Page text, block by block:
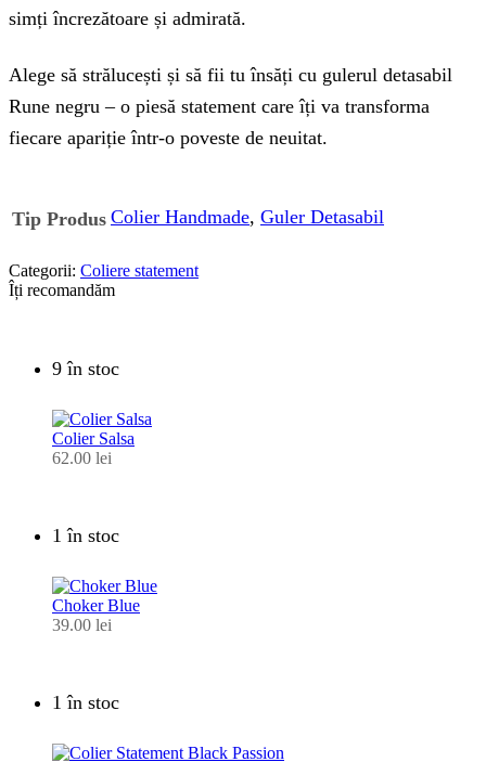
simți încrezătoare și admirată.
Alege să strălucești și să fii tu însăți cu gulerul detasabil
Rune negru – o piesă statement care îți va transforma
fiecare apariție într-o poveste de neuitat.
Tip Produs Colier Handmade, Guler Detasabil
Categorii: Coliere statement
Îți recomandăm
9 în stoc
Colier Salsa
62.00 lei
1 în stoc
Choker Blue
39.00 lei
1 în stoc